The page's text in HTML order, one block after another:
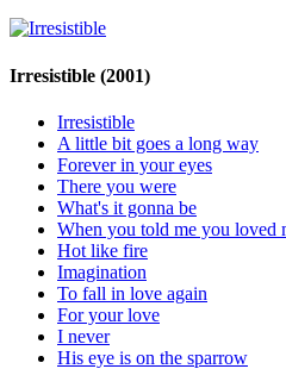
Irresistible (2001)
Irresistible
A little bit goes a long way
Forever in your eyes
There you were
What's it gonna be
When you told me you loved
Hot like fire
Imagination
To fall in love again
For your love
I never
His eye is on the sparrow